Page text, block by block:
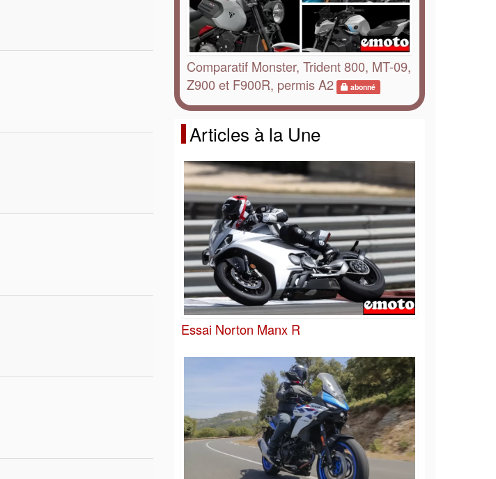
Comparatif Monster, Trident 800, MT-09,
Z900 et F900R, permis A2
abonné
Articles à la Une
Essai Norton Manx R